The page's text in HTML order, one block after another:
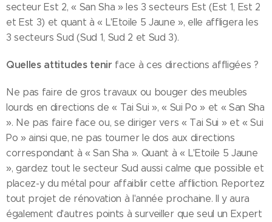
secteur Est 2, « San Sha » les 3 secteurs Est (Est 1, Est 2
et Est 3) et quant à « L'Etoile 5 Jaune », elle affligera les
3 secteurs Sud (Sud 1, Sud 2 et Sud 3).
Quelles attitudes tenir face à ces directions affligées ?
Ne pas faire de gros travaux ou bouger des meubles
lourds en directions de « Tai Sui », « Sui Po » et « San Sha
». Ne pas faire face ou, se diriger vers « Tai Sui » et « Sui
Po » ainsi que, ne pas tourner le dos aux directions
correspondant à « San Sha ». Quant à « L'Etoile 5 Jaune
», gardez tout le secteur Sud aussi calme que possible et
placez-y du métal pour affaiblir cette affliction. Reportez
tout projet de rénovation à l'année prochaine. Il y aura
également d'autres points à surveiller que seul un Expert